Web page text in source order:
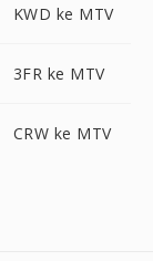
KWD ke MTV
3FR ke MTV
CRW ke MTV